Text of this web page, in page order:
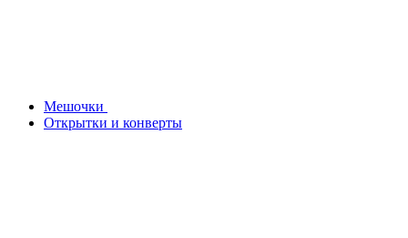
Мешочки
Открытки и конверты